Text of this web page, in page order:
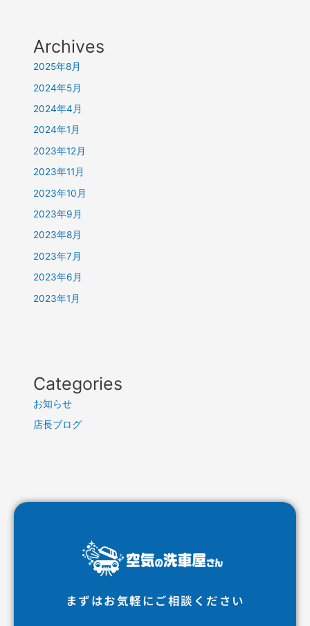
Archives
2025年8月
2024年5月
2024年4月
2024年1月
2023年12月
2023年11月
2023年10月
2023年9月
2023年8月
2023年7月
2023年6月
2023年1月
Categories
お知らせ
店長ブログ
まずはお気軽にご相談ください